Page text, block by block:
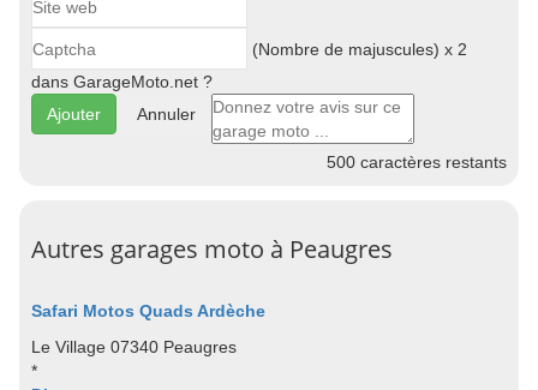
(Nombre de majuscules) x 2
dans GarageMoto.net ?
Annuler
500 caractères restants
Autres garages moto à Peaugres
Safari Motos Quads Ardèche
Le Village 07340 Peaugres
*